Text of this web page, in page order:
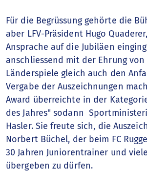
Für die Begrüssung gehörte die
aber LFV-Präsident Hugo
Ansprache auf die Jubiläen
anschliessend mit der Ehrung von
Länderspiele gleich auch den
Vergabe der Auszeichnungen
Award überreichte in der
des Jahres" sodann
Hasler. Sie freute sich, die
Norbert Büchel, der beim FC
30 Jahren Juniorentrainer und
übergeben zu dürfen.